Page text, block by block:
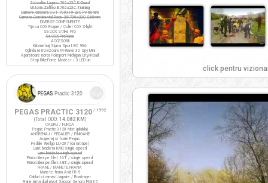
click pentru
Schwalbe Lugano 700x23C K-Guard
Vittoria Zaffiro III 700x23C Training
Camere cursiera CST 700x19-23C FV 60mm
Camere Continental Race 28 700x23C S60mm
DIVERSE COMPONENTE
Tija sa COX Rogue / Colier COX X-light
Sa COX Strike Pro
Sa COX ProRace
ACCESORII
Kilometraj Sigma Sport BC 906
Oglinda retrovizoare M-Wave 3D Spy Mini
Aparatoare noroi Polisport Michigan City/Road
Stop BikeForce Modest / 3 LED-uri
PEGAS PRACTIC 3120/ 1992
(Total ODO: 14.082 KM )
CADRU / FURCA
Pegas Practic 3120 Mixt (pliabila)
ANGRENAJ / PEDALIER / PINIOANE
Angrenaj si foaie Pegas
Pedale Wellgo LU-207 (cu ratrape)
Lant bicicleta KMC single-speed
Lant bicicleta single-speed
Pinion liber pe filet 16T / single speed
Pinion liber pe filet 18T / single speed
FRANE / MANETE FRANA
Manete frana Avid FR-5
Cabluri si camasi Jagwire / Bontrager
Frane janta dual pivot Saccon Sencro FN335